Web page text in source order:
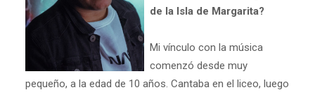
de la Isla de Margarita?
Mi vínculo con la música
comenzó desde muy
pequeño, a la edad de 10 años. Cantaba en el liceo, luego